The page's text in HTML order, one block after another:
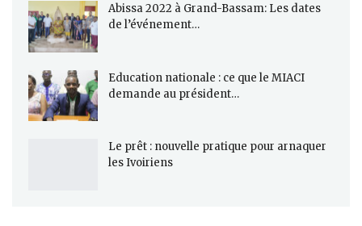
Abissa 2022 à Grand-Bassam: Les dates
de l’événement…
Education nationale : ce que le MIACI
demande au président…
Le prêt : nouvelle pratique pour arnaquer
les Ivoiriens